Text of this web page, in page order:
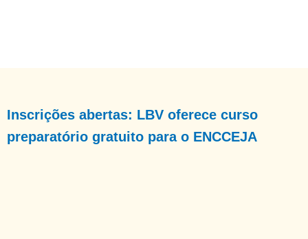
Inscrições abertas: LBV oferece curso
preparatório gratuito para o ENCCEJA